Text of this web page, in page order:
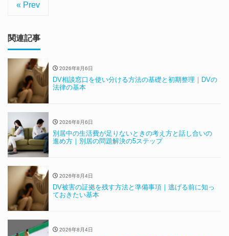
« Prev
関連記事
2026年8月6日
DV相談窓口を使い分ける方法の基礎と初期整理｜DVの
法律の基本
2026年8月6日
別居中の生活費が足りないときの考え方と話し合いの
進め方｜別居の問題解決の5ステップ
2026年8月4日
DV被害の証拠を残す方法と準備事項｜逃げる前に知っ
ておきたい基本
2026年8月4日